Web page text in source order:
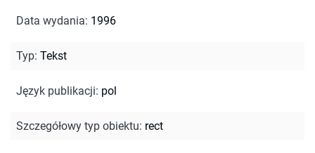
Data wydania: 1996
Typ: Tekst
Język publikacji: pol
Szczegółowy typ obiektu: rect